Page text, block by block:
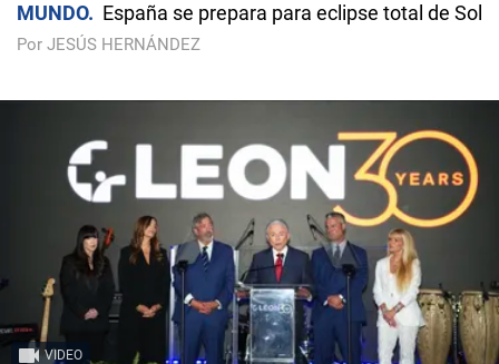
MUNDO España se prepara para eclipse total de Sol
Por JESÚS HERNÁNDEZ
VIDEO